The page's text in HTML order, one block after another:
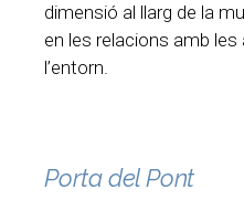
dimensió al llarg de la
en les relacions amb
l’entorn.
Porta del Pont